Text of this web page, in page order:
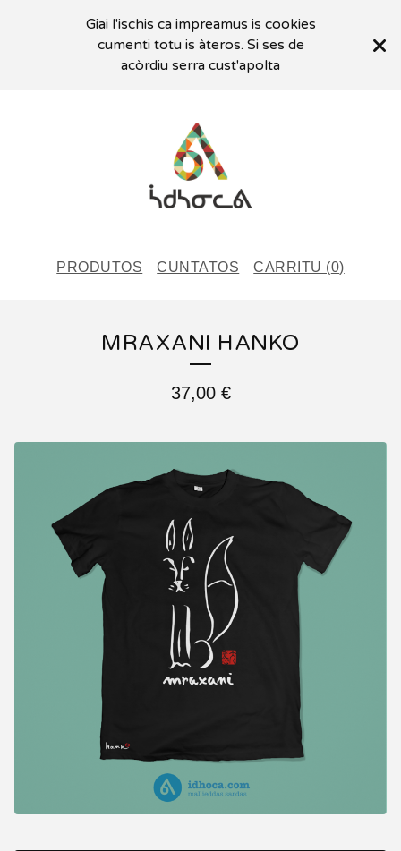
Giai l'ischis ca impreamus is cookies
cumenti totu is àteros. Si ses de
acòrdiu serra cust'apolta
PRODUTOS CUNTATOS CARRITU (0)
MRAXANI HANKO
37,00 €